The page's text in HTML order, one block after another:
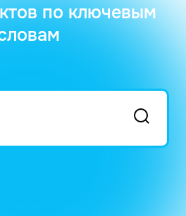
по ключевым